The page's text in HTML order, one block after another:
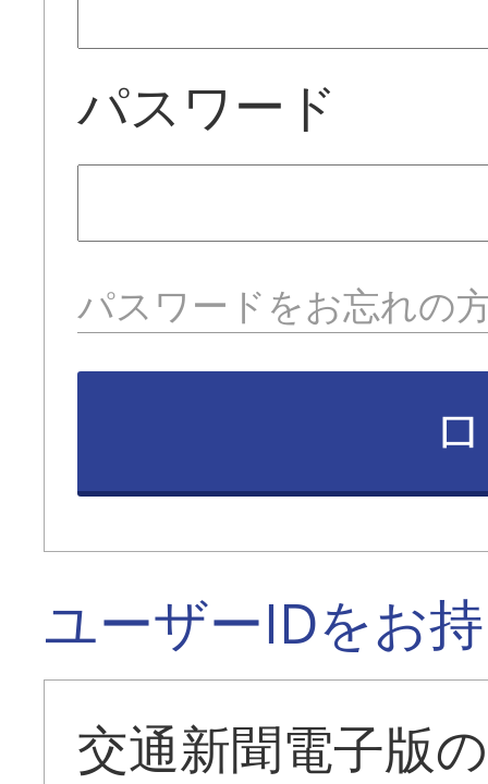
パスワード
パスワードをお忘れの
ユーザーIDをお
交通新聞電子版